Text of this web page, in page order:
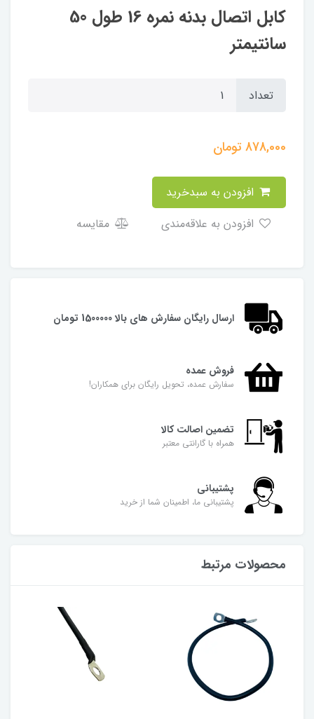
کابل اتصال بدنه نمره 16 طول 50
سانتیمتر
تعداد
878,000تومان
مقایسه
ارسال رایگان سفارش های بالا 1500000 تومان
فروش عمده
سفارش عمده، تحویل رایگان برای همکاران!
تضمین اصالت کالا
همراه با گارانتی معتبر
پشتیبانی
پشتیبانی ما، اطمینان شما از خرید
محصولات مرتبط